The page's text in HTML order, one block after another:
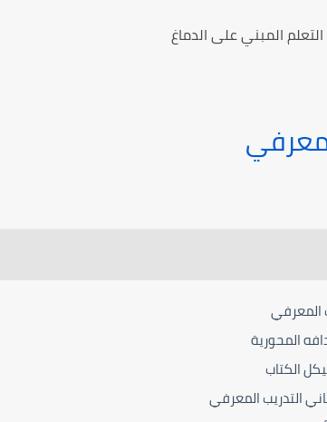
المبني على الدماغ
المعرفي
المحورية
الكتاب
التدريب المعرفي